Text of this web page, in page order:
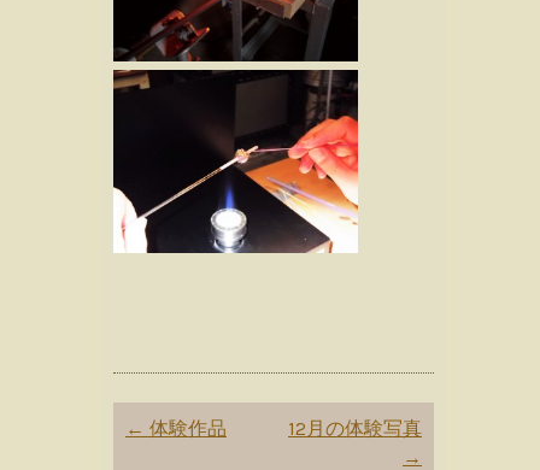
Post
← 体験作品
12月の体験写真
→